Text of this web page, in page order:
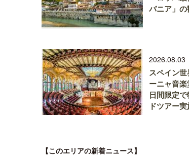
バニア」
2026.08.03
スペイン
ーニャ音
日間限定
ドツアー
【このエリアの新着ニュース】